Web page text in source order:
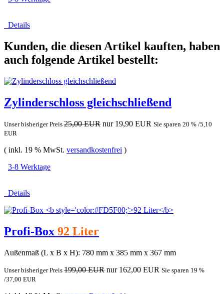
Details
Kunden, die diesen Artikel kauften, haben
auch folgende Artikel bestellt:
Zylinderschloss gleichschließend
Unser bisheriger Preis 25,00 EUR nur 19,90 EUR Sie sparen 20 % /5,10
EUR
( inkl. 19 % MwSt. versandkostenfrei )
3-8 Werktage
Details
Profi-Box 92 Liter
Außenmaß (L x B x H): 780 mm x 385 mm x 367 mm
Unser bisheriger Preis 199,00 EUR nur 162,00 EUR Sie sparen 19 %
/37,00 EUR